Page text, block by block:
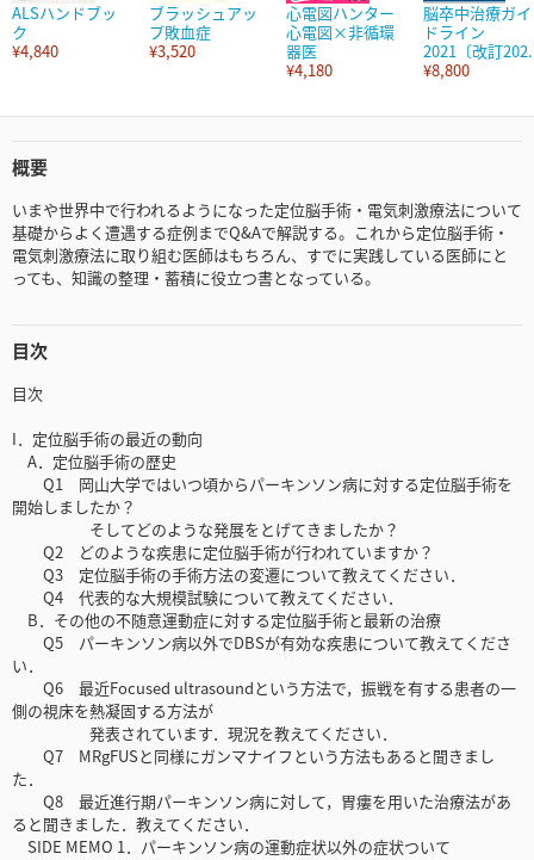
ALSハンドブッ
ク
¥4,840
ブラッシュアッ
プ敗血症
¥3,520
心電図ハンター
心電図×非循環
器医
¥4,180
脳卒中治療ガイ
ドライン
2021〔改訂
¥8,800
概要
いまや世界中で行われるようになった定位脳手術・電気刺激療法について
基礎からよく遭遇する症例までQ&Aで解説する。これから定位脳手術・
電気刺激療法に取り組む医師はもちろん、すでに実践している医師にと
っても、知識の整理・蓄積に役立つ書となっている。
目次
目次
I．定位脳手術の最近の動向
A．定位脳手術の歴史
Q1 岡山大学ではいつ頃からパーキンソン病に対する定位脳手術を
開始しましたか？
そしてどのような発展をとげてきましたか？
Q2 どのような疾患に定位脳手術が行われていますか？
Q3 定位脳手術の手術方法の変遷について教えてください．
Q4 代表的な大規模試験について教えてください．
B．その他の不随意運動症に対する定位脳手術と最新の治療
Q5 パーキンソン病以外でDBSが有効な疾患について教えてくださ
い．
Q6 最近Focused ultrasoundという方法で，振戦を有する患者の一
側の視床を熱凝固する方法が
発表されています．現況を教えてください．
Q7 MRgFUSと同様にガンマナイフという方法もあると聞きまし
た．
Q8 最近進行期パーキンソン病に対して，胃瘻を用いた治療法があ
ると聞きました．教えてください．
SIDE MEMO 1．パーキンソン病の運動症状以外の症状ついて